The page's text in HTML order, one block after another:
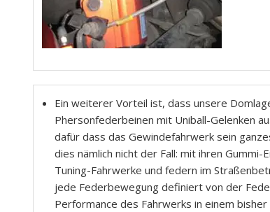
Ein weiterer Vorteil ist, dass unsere
Phersonfederbeinen mit Uniball-Gelenken
dafür dass das Gewindefahrwerk sein
dies nämlich nicht der Fall: mit ihren
Tuning-Fahrwerke und federn im
jede Federbewegung definiert von der
Performance des Fahrwerks in einem